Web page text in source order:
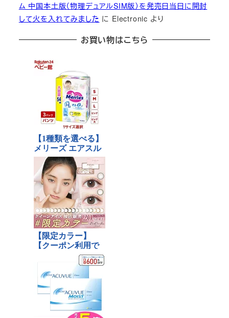
ム 中国本土版（物理デュアルSIM版）を発売日当日に開封
して火を入れてみました に Electronic より
お買い物はこちら